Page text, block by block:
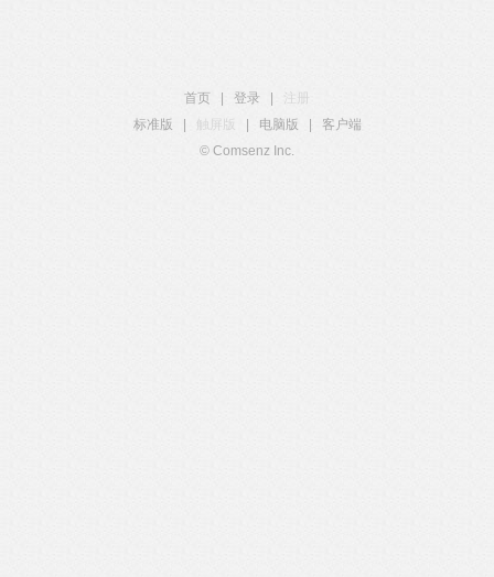
首页 登录
注册
标准版
触屏版 电脑版
客户端
© Comsenz Inc.